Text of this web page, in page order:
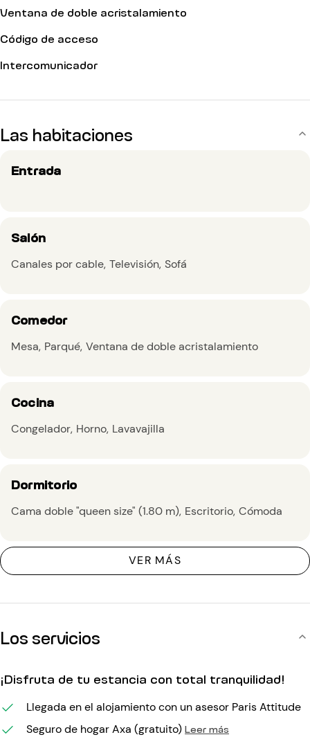
Ventana de doble acristalamiento
Código de acceso
Intercomunicador
Las habitaciones
Entrada
Salón
Canales por cable Televisión Sofá
Comedor
Mesa Parqué Ventana de doble acristalamiento
Cocina
Congelador Horno Lavavajilla
Dormitorio
Cama doble "queen size" (1.80 m) Escritorio Cómoda
VER MÁS
Los servicios
¡Disfruta de tu estancia con total tranquilidad!
Llegada en el alojamiento con un asesor Paris Attitude
Seguro de hogar Axa (gratuito) Leer más